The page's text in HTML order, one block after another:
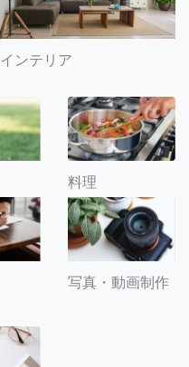
インテリア
料理
写真・動画制作